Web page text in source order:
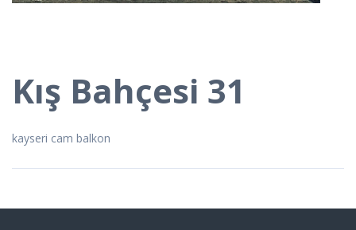
Kış Bahçesi 31
kayseri cam balkon